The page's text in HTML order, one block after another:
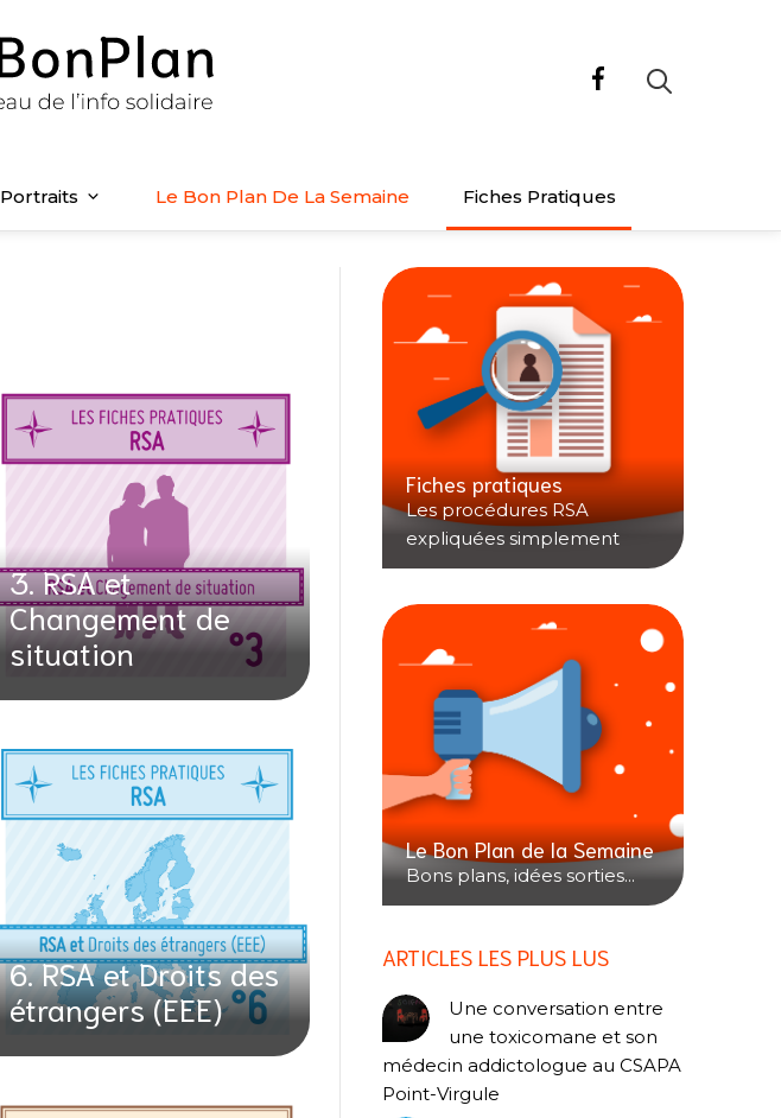
Portraits Le Bon Plan De La Semaine Fiches Pratiques
3. RSA et
Changement de
situation
6. RSA et Droits des
étrangers (EEE)
Fiches pratiques
Les procédures RSA
expliquées simplement
Le Bon Plan de la Semaine
Bons plans, idées sorties...
ARTICLES LES PLUS LUS
Une conversation entre
une toxicomane et son
médecin addictologue au CSAPA
Point-Virgule